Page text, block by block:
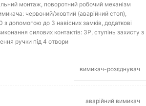
монтаж, поворотний робочий механізм
червоний/жовтий (аварійний стоп),
допомогою до 3 навісних замків, додаткові
силових контактів: 3P, ступінь захисту з
ручки під 4 отвори
вимикач-розєднувач
аварійний вимикач